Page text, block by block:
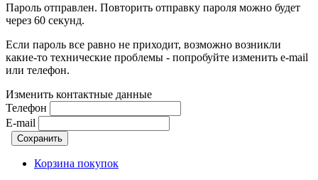
Пароль отправлен. Повторить отправку пароля можно будет
через 60 секунд.
Если пароль все равно не приходит, возможно возникли
какие-то технические проблемы - попробуйте изменить e-mail
или телефон.
Изменить контактные данные
Телефон
E-mail
Корзина покупок